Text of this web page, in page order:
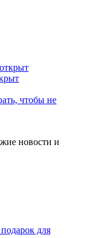
чтобы не
новости и